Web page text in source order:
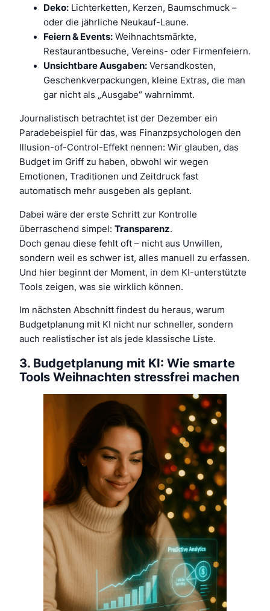
Deko: Lichterketten, Kerzen, Baumschmuck –
oder die jährliche Neukauf-Laune.
Feiern & Events: Weihnachtsmärkte,
Restaurantbesuche, Vereins- oder Firmenfeiern.
Unsichtbare Ausgaben: Versandkosten,
Geschenkverpackungen, kleine Extras, die man
gar nicht als „Ausgabe“ wahrnimmt.
Journalistisch betrachtet ist der Dezember ein
Paradebeispiel für das, was Finanzpsychologen den
Illusion-of-Control-Effekt nennen: Wir glauben, das
Budget im Griff zu haben, obwohl wir wegen
Emotionen, Traditionen und Zeitdruck fast
automatisch mehr ausgeben als geplant.
Dabei wäre der erste Schritt zur Kontrolle
überraschend simpel: Transparenz.
Doch genau diese fehlt oft – nicht aus Unwillen,
sondern weil es schwer ist, alles manuell zu erfassen.
Und hier beginnt der Moment, in dem KI-unterstützte
Tools zeigen, was sie wirklich können.
Im nächsten Abschnitt findest du heraus, warum
Budgetplanung mit KI nicht nur schneller, sondern
auch realistischer ist als jede klassische Liste.
3. Budgetplanung mit KI: Wie smarte
Tools Weihnachten stressfrei machen